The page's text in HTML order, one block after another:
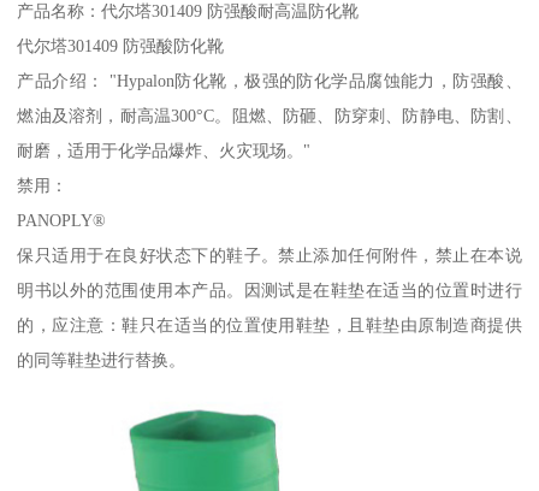
产品名称：代尔塔301409 防强酸耐高温防化靴
代尔塔301409 防强酸防化靴
产品介绍： "Hypalon防化靴，极强的防化学品腐蚀能力，防强酸、
燃油及溶剂，耐高温300°C。阻燃、防砸、防穿刺、防静电、防割、
耐磨，适用于化学品爆炸、火灾现场。"
禁用：
PANOPLY®
保只适用于在良好状态下的鞋子。禁止添加任何附件，禁止在本说
明书以外的范围使用本产品。因测试是在鞋垫在适当的位置时进行
的，应注意：鞋只在适当的位置使用鞋垫，且鞋垫由原制造商提供
的同等鞋垫进行替换。